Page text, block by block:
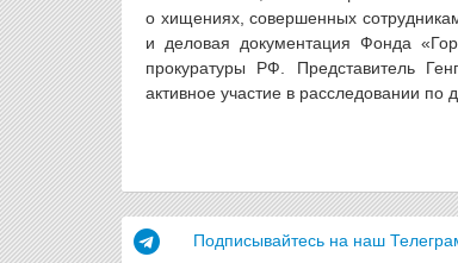
о хищениях, совершенных
и деловая документация Фонда
прокуратуры РФ. Представитель
активное участие в расследовании
Подписывайтесь на наш